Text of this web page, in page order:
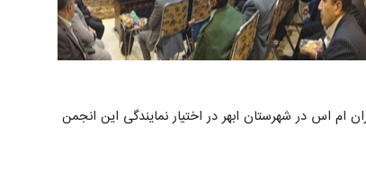
اس در شهرستان ابهر در اختیار نمایندگی این انجمن